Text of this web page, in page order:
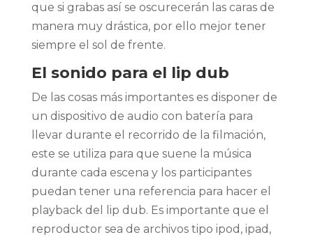
que si grabas así se oscurecerán las caras de
manera muy drástica, por ello mejor tener
siempre el sol de frente.
El sonido para el lip dub
De las cosas más importantes es disponer de
un dispositivo de audio con batería para
llevar durante el recorrido de la filmación,
este se utiliza para que suene la música
durante cada escena y los participantes
puedan tener una referencia para hacer el
playback del lip dub. Es importante que el
reproductor sea de archivos tipo ipod, ipad,